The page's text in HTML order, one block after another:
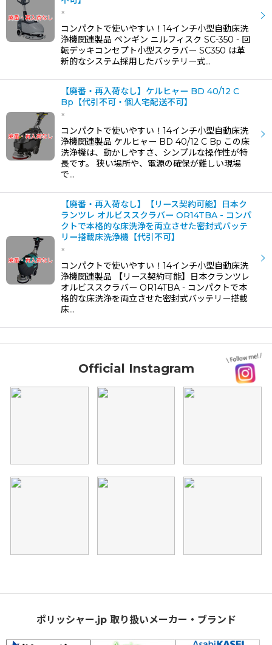
×
コンパクトで使いやすい！14インチ小型自動床洗
浄機関連製品 ペンギン ニルフィスク SC-350 - 回
転デッキコンセプト小型スクラバー SC350 は革
新的なシステム採用したバッテリー式…
【廃番・再入荷なし】ケルヒャー BD 40/12 C
Bp【代引不可・個人宅配送不可】
×
コンパクトで使いやすい！14インチ小型自動床洗
浄機関連製品 ケルヒャー BD 40/12 C Bp この床
洗浄機は、動かしやすさ、シンプルな操作性が特
長です。 狭い場所や、電源の確保が難しい現場
で…
【廃番・再入荷なし】【リース契約可能】日本ク
ランツレ オルビススクラバー OR14TBA - コンパ
クトで本格的な床洗浄を両立させた密封式バッテ
リー搭載床洗浄機【代引不可】
×
コンパクトで使いやすい！14インチ小型自動床洗
浄機関連製品 【リース契約可能】日本クランツレ
オルビススクラバー OR14TBA - コンパクトで本
格的な床洗浄を両立させた密封式バッテリー搭載
床…
Official Instagram
ポリッシャー.jp 取り扱いメーカー・ブランド